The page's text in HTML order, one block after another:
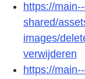
https://
shared/
images/
verwijderen
https://